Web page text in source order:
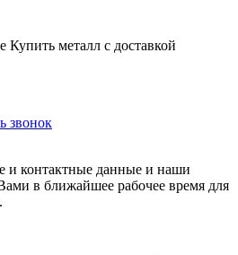
металл с доставкой
звонок
и контактные данные и наши
в ближайшее рабочее время для